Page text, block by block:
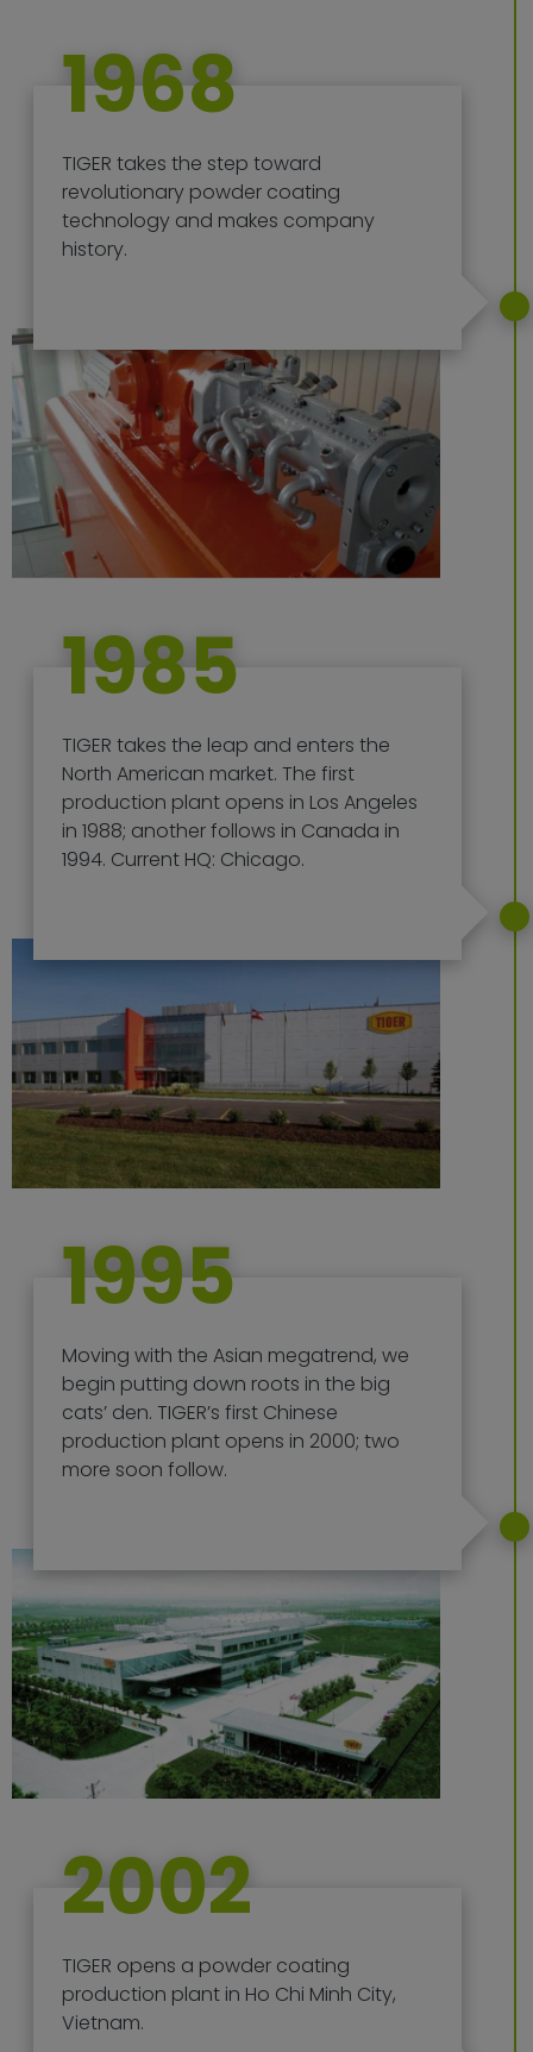
1968
TIGER takes the step toward
revolutionary powder coating
technology and makes company
history.
1985
TIGER takes the leap and enters the
North American market. The first
production plant opens in Los Angeles
in 1988; another follows in Canada in
1994. Current HQ: Chicago.
1995
Moving with the Asian megatrend, we
begin putting down roots in the big
cats’ den. TIGER’s first Chinese
production plant opens in 2000; two
more soon follow.
2002
TIGER opens a powder coating
production plant in Ho Chi Minh City,
Vietnam.